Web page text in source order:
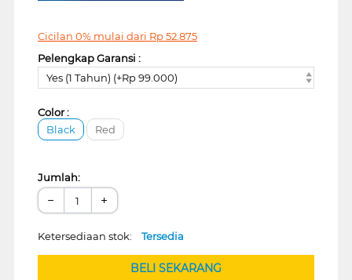
Cicilan 0% mulai dari Rp52.875
Pelengkap Garansi :
Yes (1 Tahun) (+Rp 99.000)
Color :
Black
Red
Jumlah:
− +
Ketersediaan stok: Tersedia
BELI SEKARANG